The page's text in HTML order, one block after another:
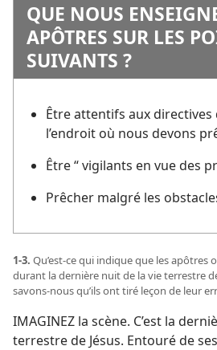
QUE NOUS
APÔTRES SUR LES
SUIVANTS ?
Être attentifs aux
l’endroit où nous devons
Être “ vigilants en vue des
Prêcher malgré les
1-3. Qu’est-​ce qui indique que les apôtres
durant la dernière nuit de la vie terrestre
savons-​nous qu’ils ont tiré leçon de leur
IMAGINEZ la scène. C’est la
terrestre de Jésus. Entouré de